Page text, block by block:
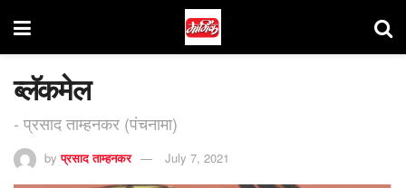
ब्लॅकमेल
- प्रसाद ताम्हनकर (पंचनामा)
by प्रसाद ताम्हनकर July 7, 2021